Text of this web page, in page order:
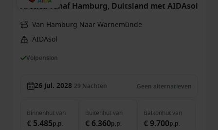
Arctica vanaf Hamburg, Duitsland met AIDAsol
Van Hamburg Naar Warnemünde
AIDAsol
Volpension
26 jul. 2028 29 Nachten Geen alternatieven
Binnenhutvan
€ 5.485p.p.
Buitenhutvan
€ 6.360p.p.
Balkonhutvan
€ 9.700p.p.